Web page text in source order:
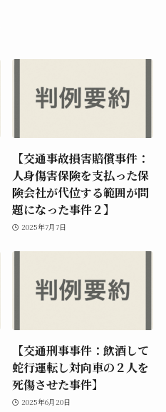
【交通事故損害賠償事件：
人身傷害保険を支払った保
険会社が代位する範囲が問
題になった事件２】
2025年7月7日
【交通刑事事件：飲酒して
蛇行運転し対向車の２人を
死傷させた事件】
2025年6月20日